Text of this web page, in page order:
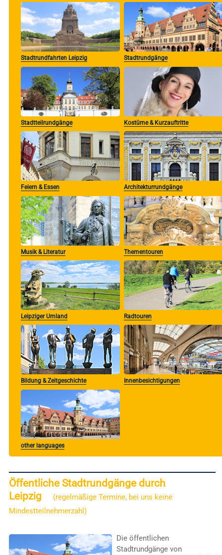
Stadtrundfahrten Leipzig Stadtrundgänge
Stadtteilrundgänge Kostüme & Kurzauftritte
Feiern & Essen Architekturrundgänge
Musik & Literatur Thementouren
Leipziger Umland Radtouren
Bildung & Zeitgeschichte Innenbesichtigungen
other languages
Öffentliche Stadtrundgänge durch
Leipzig
(regelmäßige Termine, bei uns keine
Mindestteilnehmerzahl)
Die öffentlichen
Stadtrundgänge von